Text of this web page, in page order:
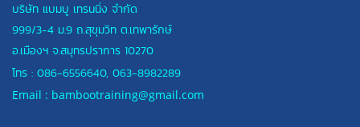
บริษัท แบมบู เทรนนิ่ง จำกัด
999/3-4 ม.9 ถ.สุขุมวิท ต.เทพารักษ์
อ.เมืองฯ จ.สมุทรปราการ 10270
โทร : 086-6556640, 063-8982289
Email : bambootraining@gmail.com